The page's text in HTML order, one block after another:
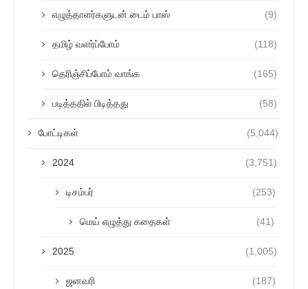
எழுத்தாளர்களுடன் டைம் பாஸ் (9)
தமிழ் வளர்ப்போம் (118)
தெரிஞ்சிப்போம் வாங்க (165)
படித்ததில் பிடித்தது (58)
போட்டிகள் (5,044)
2024 (3,751)
டிசம்பர் (253)
மெய் எழுத்து கதைகள் (41)
2025 (1,005)
ஜனவரி (187)